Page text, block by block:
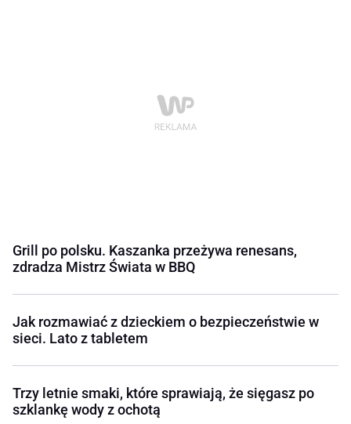
Grill po polsku. Kaszanka przeżywa renesans,
zdradza Mistrz Świata w BBQ
Jak rozmawiać z dzieckiem o bezpieczeństwie w
sieci. Lato z tabletem
Trzy letnie smaki, które sprawiają, że sięgasz po
szklankę wody z ochotą